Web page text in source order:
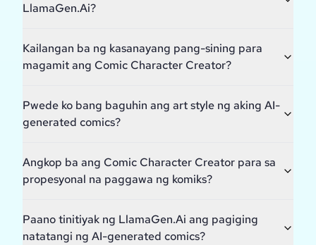
LlamaGen.Ai?
Kailangan ba ng kasanayang pang-sining para
magamit ang Comic Character Creator?
Pwede ko bang baguhin ang art style ng aking AI-
generated comics?
Angkop ba ang Comic Character Creator para sa
propesyonal na paggawa ng komiks?
Paano tinitiyak ng LlamaGen.Ai ang pagiging
natatangi ng AI-generated comics?